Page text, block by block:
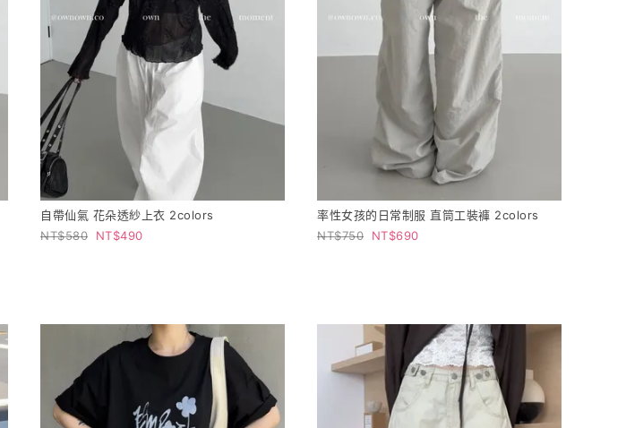
自帶仙氣 花朵透紗上衣 2colors
580
490
率性女孩的日常制服 直筒工裝褲 2colors
750
690